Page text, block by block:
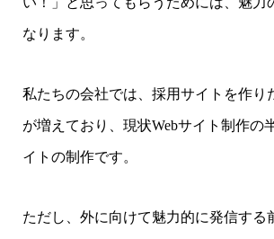
なります。
私たちの会社では、採用サイトを作り
が増えており、現状Webサイト制作の
イトの制作です。
ただし、外に向けて魅力的に発信する